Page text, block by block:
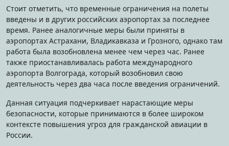
Стоит отметить, что временные ограничения на полеты
введены и в других российских аэропортах за последнее
время. Ранее аналогичные меры были приняты в
аэропортах Астрахани, Владикавказа и Грозного, однако там
работа была возобновлена менее чем через час. Ранее
также приостанавливалась работа международного
аэропорта Волгограда, который возобновил свою
деятельность через два часа после введения ограничений.
Данная ситуация подчеркивает нарастающие меры
безопасности, которые принимаются в более широком
контексте повышения угроз для гражданской авиации в
России.